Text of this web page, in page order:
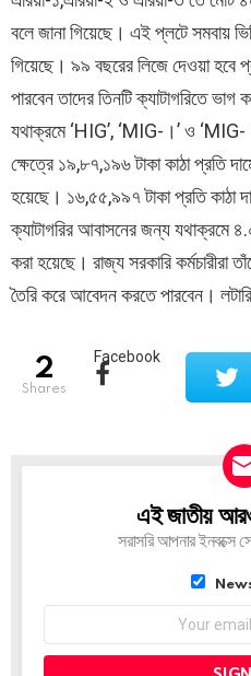
বলে জানা গিয়েছে। এই প্লটে সমবায়
গিয়েছে। ৯৯ বছরের লিজে দেওয়া হবে
পারবেন তাদের তিনটি ক্যাটাগরিতে ভাগ
যথাক্রমে ‘HIG’, ‘MIG-।’ ও
ক্ষেত্রে ১৯,৮৭,১৯৬ টাকা কাঠা প্রতি
হয়েছে। ১৬,৫৫,৯৯৭ টাকা প্রতি
ক্যাটাগরির আবাসনের জন্য যথাক্রমে
করা হয়েছে। রাজ্য সরকারি কর্মচারীরা
তৈরি করে আবেদন করতে পারবেন।
2
shares
Facebook
NEWSLETTER
এই জাতীয়
সরাসরি আপনার ইনবক্সে